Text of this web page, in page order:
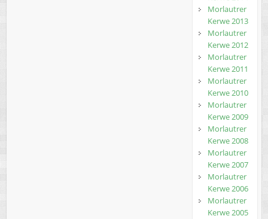
Morlautrer
Kerwe 2013
Morlautrer
Kerwe 2012
Morlautrer
Kerwe 2011
Morlautrer
Kerwe 2010
Morlautrer
Kerwe 2009
Morlautrer
Kerwe 2008
Morlautrer
Kerwe 2007
Morlautrer
Kerwe 2006
Morlautrer
Kerwe 2005